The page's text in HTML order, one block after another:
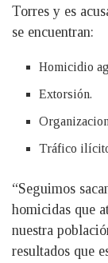
Torres y es
se encuentran:
Homicidio
Extorsión.
Tráfico
“Seguimos
homicidas que
nuestra
resultados que